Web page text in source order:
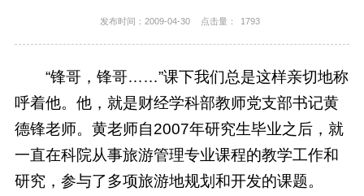
发布时间：2009-04-30 点击量： 1793
“锋哥，锋哥……”课下我们总是这样亲切地称
呼着他。他，就是财经学科部教师党支部书记黄
德锋老师。黄老师自2007年研究生毕业之后，就
一直在科院从事旅游管理专业课程的教学工作和
研究，参与了多项旅游地规划和开发的课题。